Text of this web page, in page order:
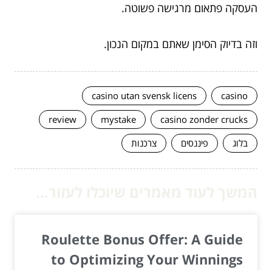
העסקה פתאום מרגישה פשוטה.
וזה בדיוק הסימן שאתם במקום הנכון.
casino
casino utan svensk licens
casino zonder crucks
mystake
review
בלוג
פיננסים צרכנות
Roulette Bonus Offer: A Guide
to Optimizing Your Winnings